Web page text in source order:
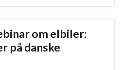
om elbiler:
på danske